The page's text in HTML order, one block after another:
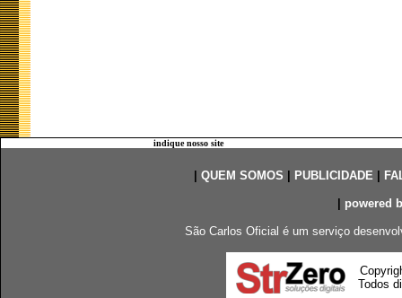
indique nosso site
QUEM SOMOS PUBLICIDADE|
powered
São Carlos Oficial é um serviço
Todos